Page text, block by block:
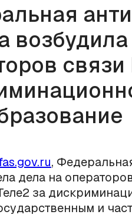
,
дела на
за
и